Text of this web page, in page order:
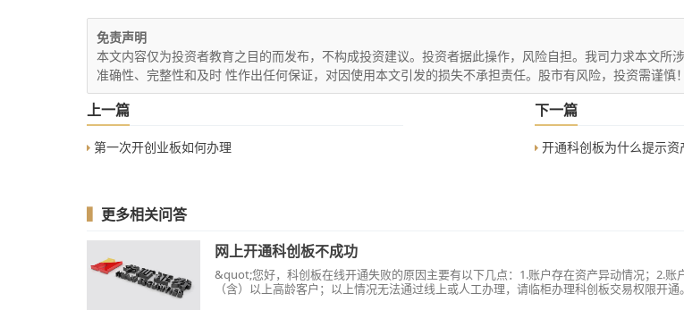
免责声明
本文内容仅为投资者教育之目的而发布，不构成投资建议。投资者据此操作，风险自担。我司力求本文所
准确性、完整性和及时 性作出任何保证，对因使用本文引发的损失不承担责任。股市有风险，投资需谨慎！
上一篇
第一次开创业板如何办理
下一篇
开通科创板为什么提示资
更多相关问答
网上开通科创板不成功
&quot;您好，科创板在线开通失败的原因主要有以下几点：1.账户存在资产异动情况；2.账
（含）以上高龄客户；以上情况无法通过线上或人工办理，请临柜办理科创板交易权限开